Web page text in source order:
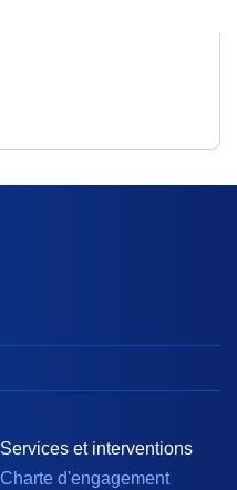
Services et interventions
Charte d'engagement